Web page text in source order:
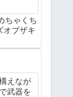
ちゃくち
オブザキ
えなが
武器を